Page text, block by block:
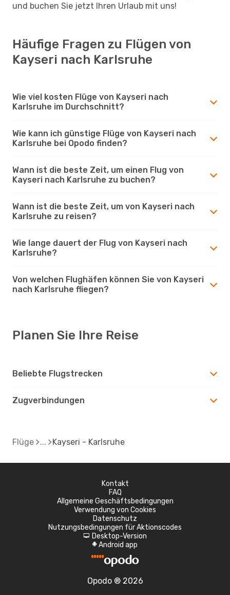
und buchen Sie jetzt Ihren Urlaub mit uns!
Häufige Fragen zu Flügen von
Kayseri nach Karlsruhe
Wie viel kosten Flüge von Kayseri nach
Karlsruhe im Durchschnitt?
Wie kann ich günstige Flüge von Kayseri nach
Karlsruhe bei Opodo finden?
Wann ist die beste Zeit, um einen Flug von
Kayseri nach Karlsruhe zu buchen?
Wann ist die beste Zeit, um von Kayseri nach
Karlsruhe zu reisen?
Wie lange dauert der Flug von Kayseri nach
Karlsruhe?
Von welchen Flughäfen können Sie von Kayseri
nach Karlsruhe fliegen?
Planen Sie Ihre Reise
Beliebte Flugstrecken
Zugverbindungen
Flüge Kayseri - Karlsruhe
Kontakt
FAQ
Allgemeine Geschäftsbedingungen
Verwendung von Cookies
Datenschutz
Nutzungsbedingungen für Aktionscodes
d Desktop-Version
A Android app
Opodo ® 2026